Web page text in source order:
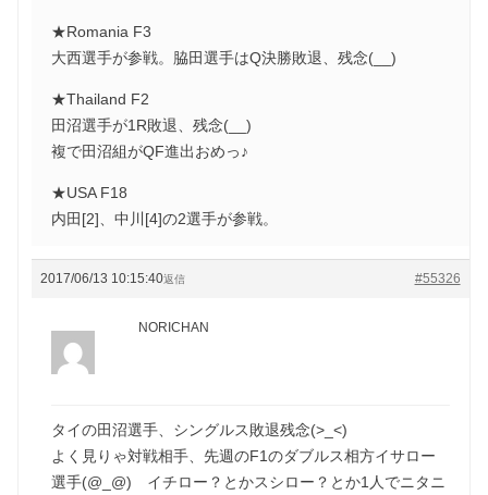
★Romania F3
大西選手が参戦。脇田選手はQ決勝敗退、残念(__)
★Thailand F2
田沼選手が1R敗退、残念(__)
複で田沼組がQF進出おめっ♪
★USA F18
内田[2]、中川[4]の2選手が参戦。
2017/06/13 10:15:40 #55326
返信
NORICHAN
タイの田沼選手、シングルス敗退残念(>_<)
よく見りゃ対戦相手、先週のF1のダブルス相方イサロー
選手(@_@) イチロー？とかスシロー？とか1人でニタニ